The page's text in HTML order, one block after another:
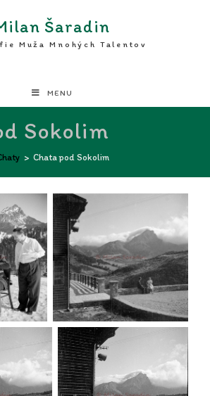
Šaradin
Muža Mnohých Talentov
MENU
Sokolim
> Chata pod Sokolim